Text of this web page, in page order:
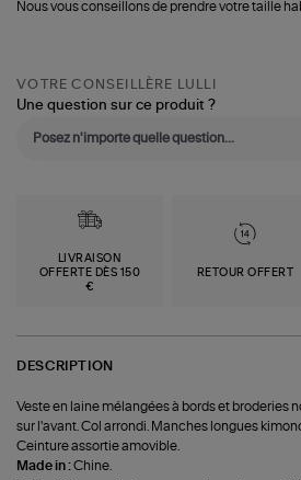
Nous vous conseillons de prendre votre taille
VOTRE CONSEILLÈRE LULLI
Une question sur ce produit ?
LIVRAISON
OFFERTE DÈS 150
€
RETOUR OFFERT
DESCRIPTION
Veste en laine mélangées à bords et broderies
sur l'avant. Col arrondi. Manches longues
Ceinture assortie amovible.
Made in :Chine.